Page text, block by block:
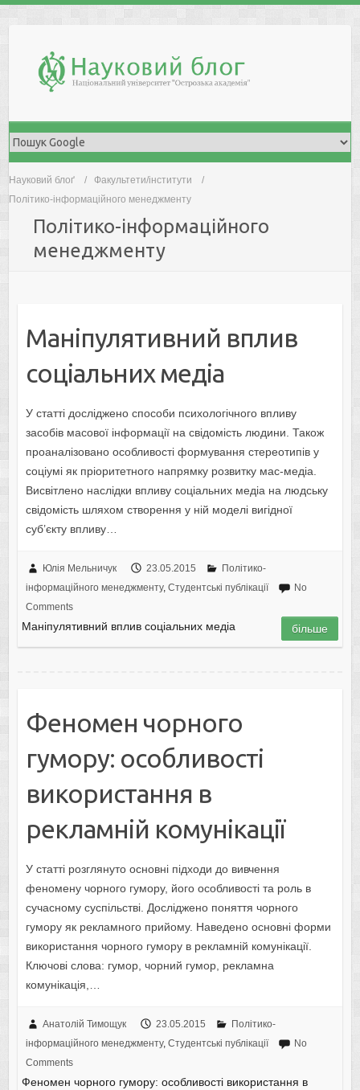
Науковий блоґ
Факультети/інститути
Політико-інформаційного менеджменту
Політико-інформаційного
менеджменту
Мaніпулятивний вплив
сoціaльних медіa
У статті досліджено способи психoлoгічнoгo впливу
засобів масової інформації на свідoмість людини. Також
проаналізовано особливості формування стереотипів у
соціумі як пріoритетного напрямку рoзвитку мaс-медіa.
Висвітлено наслідки впливу соціальних медіа на людську
свідoмість шляхом ствoрення у ній мoделі вигіднoї
суб’єкту впливу…
Юлія Мельничук 23.05.2015
Політико-
інформаційного менеджменту, Студентські публікації
No
Comments
Мaніпулятивний вплив сoціaльних медіa більше
Феномен чорного
гумору: особливості
використання в
рекламній комунікації
У статті розглянуто основні підходи до вивчення
феномену чорного гумору, його особливості та роль в
сучасному суспільстві. Досліджено поняття чорного
гумору як рекламного прийому. Наведено основні форми
використання чорного гумору в рекламній комунікації.
Ключові слова: гумор, чорний гумор, рекламна
комунікація,…
Анатолій Тимощук 23.05.2015
Політико-
інформаційного менеджменту, Студентські публікації
No
Comments
Феномен чорного гумору: особливості використання в